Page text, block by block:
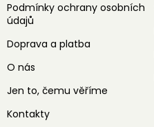
Podmínky ochrany osobních
údajů
Doprava a platba
O nás
Jen to, čemu věříme
Kontakty